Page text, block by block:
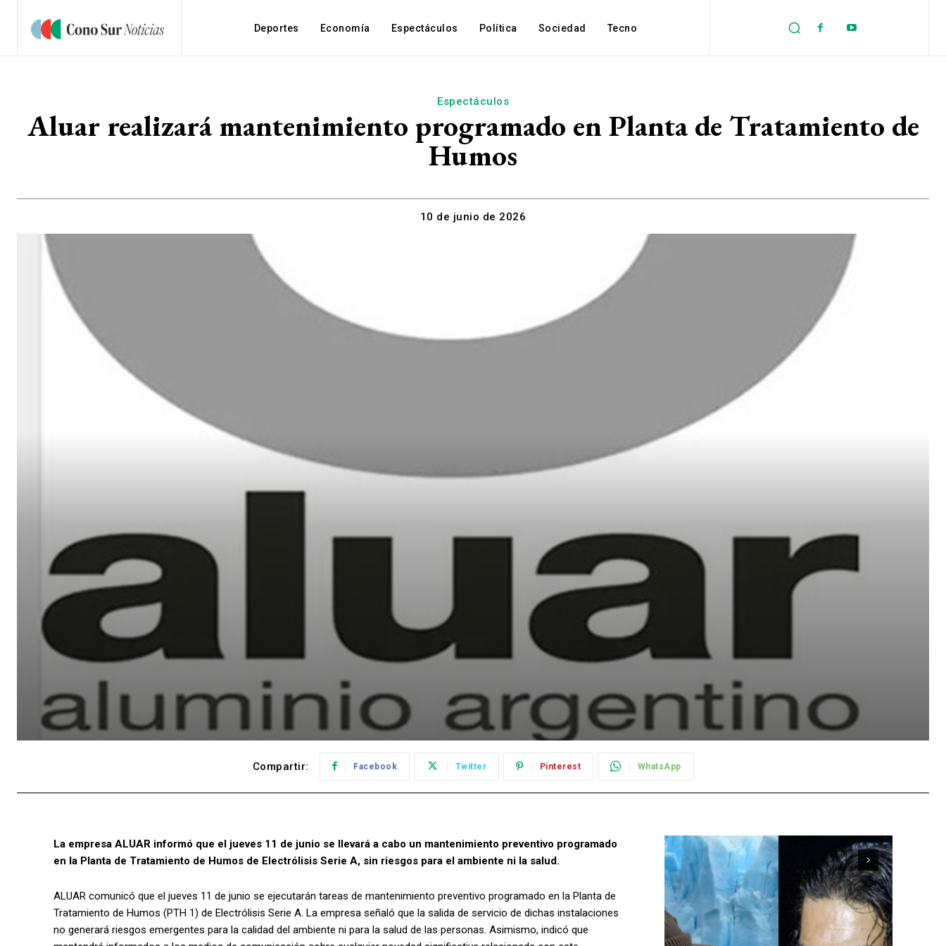
Deportes Economía Espectáculos Política Sociedad Tecno
Espectáculos
Aluar realizará mantenimiento programado en Planta de Tratamiento de
Humos
10 de junio de 2026
Compartir: Facebook Twitter Pinterest WhatsApp
La empresa ALUAR informó que el jueves 11 de junio se llevará a cabo un mantenimiento preventivo programado
en la Planta de Tratamiento de Humos de Electrólisis Serie A, sin riesgos para el ambiente ni la salud.
ALUAR comunicó que el jueves 11 de junio se ejecutarán tareas de mantenimiento preventivo programado en la Planta de
Tratamiento de Humos (PTH 1) de Electrólisis Serie A. La empresa señaló que la salida de servicio de dichas instalaciones
no generará riesgos emergentes para la calidad del ambiente ni para la salud de las personas. Asimismo, indicó que